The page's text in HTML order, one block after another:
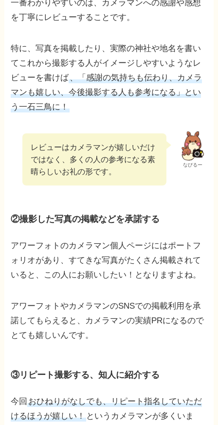
一番わかりやすいのは、カメラマンへの感謝や感想
を丁寧にレビューすることです。
特に、写真を掲載したり、実際の神社や地名を書い
てこれから撮影する人がイメージしやすいようなレ
ビューを書けば、「感謝の気持ちも伝わり、カメラ
マンも嬉しい、今後撮影する人も参考になる」とい
う一石三鳥に！
なびるー
レビューはカメラマンが嬉しいだけ
ではなく、多くの人の参考になる素
晴らしいお礼の形です。
②撮影した写真の掲載などを承諾する
アワーフォトのカメラマン個人ページにはポートフ
ォリオがあり、すてきな写真がたくさん掲載されて
いると、この人にお願いしたい！となりますよね。
アワーフォトやカメラマンのSNSでの掲載利用を承
諾してもらえると、カメラマンの実績PRになるので
とても嬉しいんです。
③リピート撮影する、知人に紹介する
今回おひねりがなしでも、リピート指名していただ
けるほうが嬉しい！ というカメラマンが多くいま